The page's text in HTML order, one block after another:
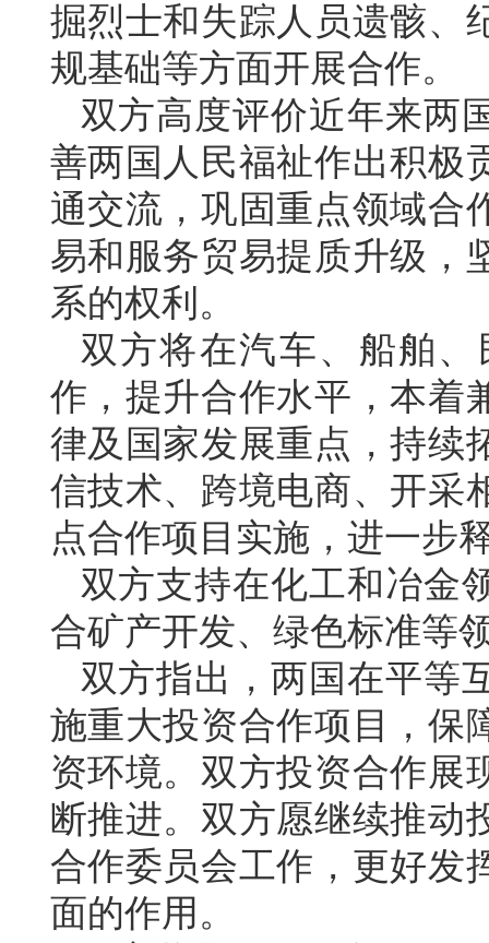
掘烈士和失踪人员遗骸、
规基础等方面开展合作。
双方高度评价近年来两
善两国人民福祉作出积极
通交流，巩固重点领域合
易和服务贸易提质升级，
系的权利。
双方将在汽车、船舶
作，提升合作水平，本着
律及国家发展重点，持续
信技术、跨境电商、开采
点合作项目实施，进一步
双方支持在化工和冶金
合矿产开发、绿色标准等
双方指出，两国在平等
施重大投资合作项目，保
资环境。双方投资合作展
断推进。双方愿继续推动
合作委员会工作，更好发
面的作用。